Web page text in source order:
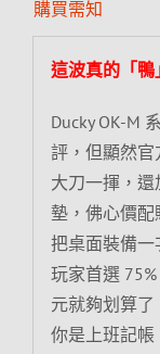
購買需知
這波真的「鴨
Ducky OK-M
評，但顯然官
大刀一揮，還
墊，佛心價配
把桌面裝備
玩家首選
元就夠划算
你是上班記